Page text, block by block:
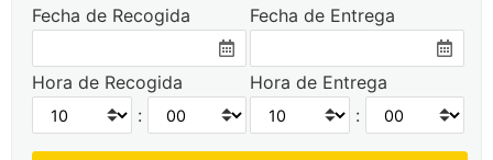
Fecha de Recogida
Hora de Recogida
:
Fecha de Entrega
Hora de Entrega
: